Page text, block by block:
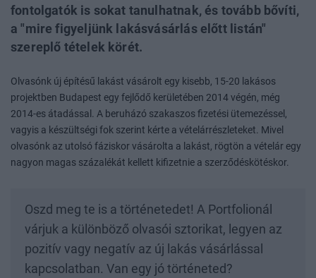
fontolgatók is sokat tanulhatnak, és tovább bővíti,
a "mire figyeljünk lakásvásárlás előtt listán"
szereplő tételek körét.
Olvasónk új építésű lakást vásárolt egy kisebb, 15-20 lakásos
projektben Budapest egy fejlődő kerületében 2014 végén, még
2014-es átadással. A beruházó szakaszos fizetési ütemezéssel,
vagyis a készültségi fok szerint kérte a vételárrészleteket. Mivel
olvasónk az utolsó fáziskor vásárolta a lakást, rögtön a vételár egy
nagyon magas százalékát kellett kifizetnie a szerződéskötéskor.
Oszd meg te is a történetedet! A Portfolionál
várjuk a különböző olvasói sztorikat, legyen az
pozitív vagy negatív az új lakás vásárlással
kapcsolatban. Van egy jó történeted?